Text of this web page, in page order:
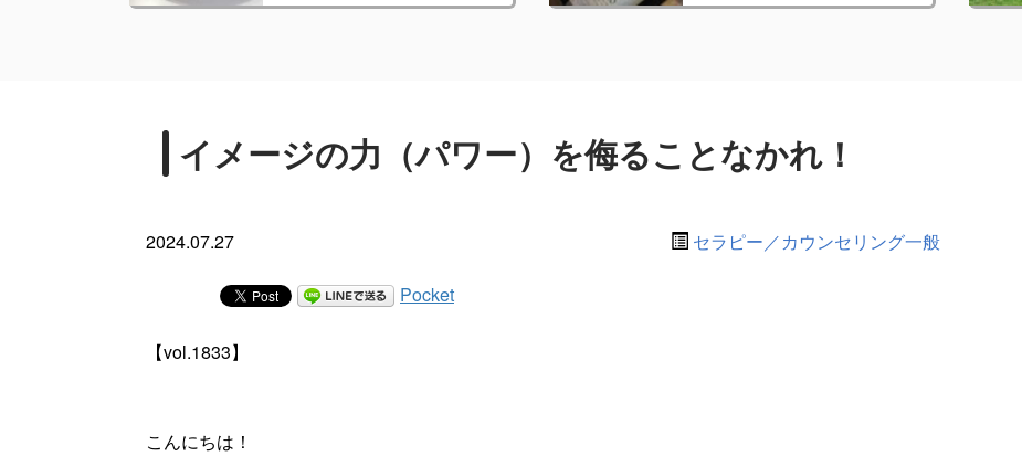
イメージの力（パワー）を侮ることなかれ！
2024.07.27 セラピー／カウンセリング一般
Pocket
【vol.1833】
こんにちは！